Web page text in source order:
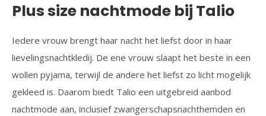
Plus size nachtmode bij Talio
Iedere vrouw brengt haar nacht het liefst door in haar
lievelingsnachtkledij. De ene vrouw slaapt het beste in een
wollen pyjama, terwijl de andere het liefst zo licht mogelijk
gekleed is. Daarom biedt Talio een uitgebreid aanbod
nachtmode aan, inclusief zwangerschapsnachthemden en